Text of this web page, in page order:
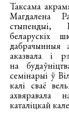
Таксама
Магдалена
стыпендыі,
беларускіх
дабрачынныя
аказвала і
на
семінарыі ў
калі сваё
ахвяравала
каталіцкай